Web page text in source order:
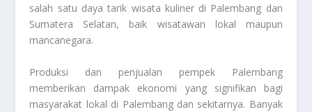
salah satu daya tarik wisata kuliner di Palembang dan
Sumatera Selatan, baik wisatawan lokal maupun
mancanegara.
Produksi dan penjualan pempek Palembang
memberikan dampak ekonomi yang signifikan bagi
masyarakat lokal di Palembang dan sekitarnya. Banyak